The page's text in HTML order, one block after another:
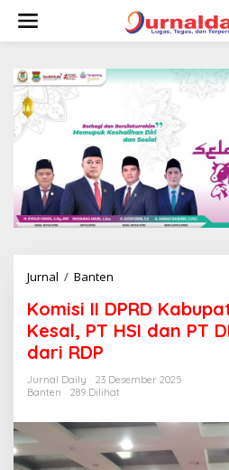
w
Jurnal / Banten
m
i
s
I
I
P
R
D
Komisi II DPRD
Kesal, PT HSI dan PT
dari RDP
Jurnal Daily
23 Desember 2025
Banten
289 Dilihat